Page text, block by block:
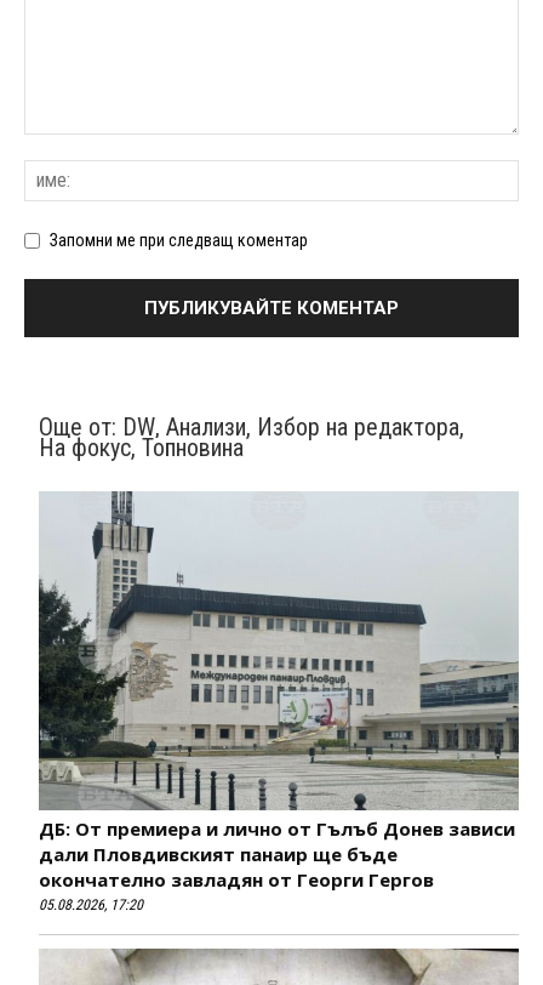
Запомни ме при следващ коментар
Още от: DW, Анализи, Избор на редактора,
На фокус, Топновина
ДБ: От премиера и лично от Гълъб Донев зависи
дали Пловдивският панаир ще бъде
окончателно завладян от Георги Гергов
05.08.2026, 17:20